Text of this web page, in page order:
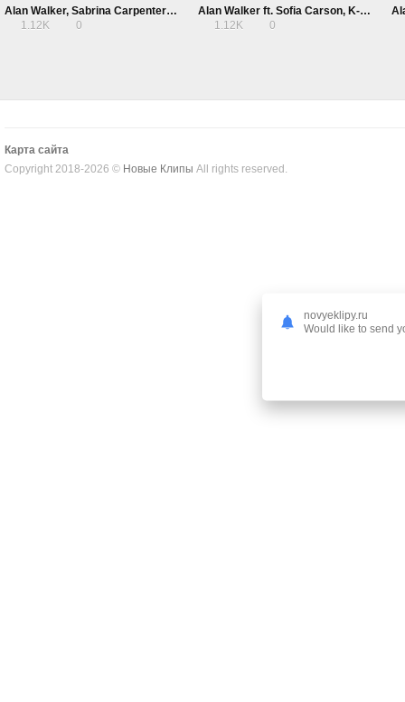
Alan Walker, Sabrina Carpenter & Farruko — On My Way (Alternate Video)
1.12K
0
Alan Walker ft. Sofia Carson, K-391 & Corsak — Different World (Lyric Video)
1.12K
0
Карта сайта
Copyright 2018-2026 © Новые Клипы All rights reserved.
novyeklipy.ru
Would like to send